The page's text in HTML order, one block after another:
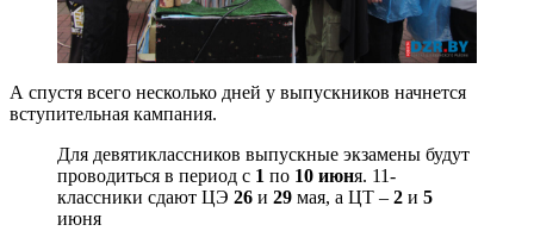
А спустя всего несколько дней у выпускников начнется
вступительная кампания.
Для девятиклассников выпускные экзамены будут
проводиться в период с 1 по 10 июня. 11-
классники сдают ЦЭ 26 и 29 мая, а ЦТ – 2 и 5
июня